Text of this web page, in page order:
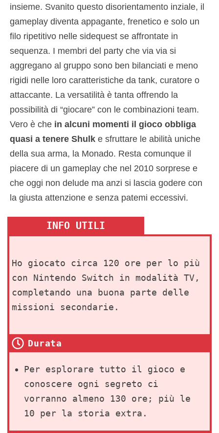
insieme. Svanito questo disorientamento inziale, il
gameplay diventa appagante, frenetico e solo un
filo ripetitivo nelle sidequest se affrontate in
sequenza. I membri del party che via via si
aggregano al gruppo sono ben bilanciati e meno
rigidi nelle loro caratteristiche da tank, curatore o
attaccante. La versatilità è tanta offrendo la
possibilità di “giocare” con le combinazioni team.
Vero è che in alcuni momenti il gioco obbliga
quasi a tenere Shulk e sfruttare le abilità uniche
della sua arma, la Monado. Resta comunque il
piacere di un gameplay che nel 2010 sorprese e
che oggi non delude ma anzi si lascia godere con
la giusta attenzione e senza patemi eccessivi.
INFO UTILI
Ho giocato circa 120 ore per lo più
con Nintendo Switch in modalità TV,
completando una buona parte delle
missioni secondarie.
Durata
Per esplorare tutto il gioco e
conoscere ogni segreto ci
vorranno almeno 130 ore; più le
10 per la storia extra.